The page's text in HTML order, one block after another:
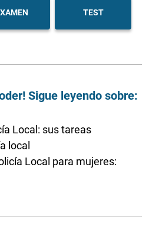
TEST
Sigue leyendo sobre:
Local: sus tareas
local
Local para mujeres: